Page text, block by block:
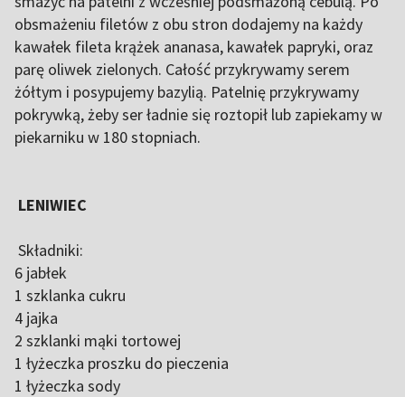
obsmażeniu filetów z obu stron dodajemy na każdy
kawałek fileta krążek ananasa, kawałek papryki, oraz
parę oliwek zielonych. Całość przykrywamy serem
żółtym i posypujemy bazylią. Patelnię przykrywamy
pokrywką, żeby ser ładnie się roztopił lub zapiekamy w
piekarniku w 180 stopniach.
LENIWIEC
Składniki:
6 jabłek
1 szklanka cukru
4 jajka
2 szklanki mąki tortowej
1 łyżeczka proszku do pieczenia
1 łyżeczka sody